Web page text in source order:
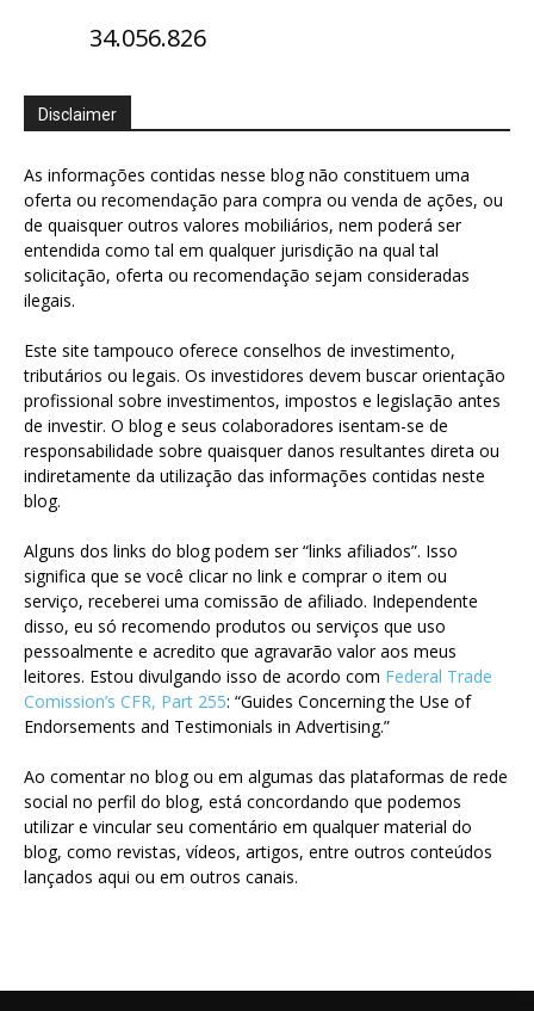
34.056.826
Disclaimer
As informações contidas nesse blog não constituem uma
oferta ou recomendação para compra ou venda de ações, ou
de quaisquer outros valores mobiliários, nem poderá ser
entendida como tal em qualquer jurisdição na qual tal
solicitação, oferta ou recomendação sejam consideradas
ilegais.
Este site tampouco oferece conselhos de investimento,
tributários ou legais. Os investidores devem buscar orientação
profissional sobre investimentos, impostos e legislação antes
de investir. O blog e seus colaboradores isentam-se de
responsabilidade sobre quaisquer danos resultantes direta ou
indiretamente da utilização das informações contidas neste
blog.
Alguns dos links do blog podem ser “links afiliados”. Isso
significa que se você clicar no link e comprar o item ou
serviço, receberei uma comissão de afiliado. Independente
disso, eu só recomendo produtos ou serviços que uso
pessoalmente e acredito que agravarão valor aos meus
leitores. Estou divulgando isso de acordo com Federal Trade
Comission’s CFR, Part 255: “Guides Concerning the Use of
Endorsements and Testimonials in Advertising.”
Ao comentar no blog ou em algumas das plataformas de rede
social no perfil do blog, está concordando que podemos
utilizar e vincular seu comentário em qualquer material do
blog, como revistas, vídeos, artigos, entre outros conteúdos
lançados aqui ou em outros canais.